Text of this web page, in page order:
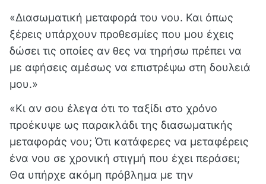
«Διασωματική μεταφορά του νου. Και όπως
ξέρεις υπάρχουν προθεσμίες που μου έχεις
δώσει τις οποίες αν θες να τηρήσω πρέπει να
με αφήσεις αμέσως να επιστρέψω στη δουλειά
μου.»
«Κι αν σου έλεγα ότι το ταξίδι στο χρόνο
προέκυψε ως παρακλάδι της διασωματικής
μεταφοράς νου; Ότι κατάφερες να μεταφέρεις
ένα νου σε χρονική στιγμή που έχει περάσει;
Θα υπήρχε ακόμη πρόβλημα με την